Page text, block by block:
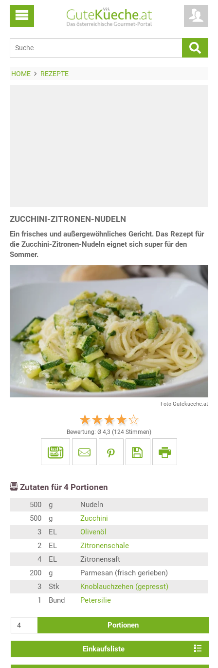
HOME REZEPTE
ZUCCHINI-ZITRONEN-NUDELN
Ein frisches und außergewöhnliches Gericht. Das Rezept für
die Zucchini-Zitronen-Nudeln eignet sich super für den
Sommer.
Foto Gutekueche.at
Bewertung: Ø 4,3 (124 Stimmen)
Zutaten für 4 Portionen
500 g
Nudeln
500
g
Zucchini
3
EL
Olivenöl
2
EL
Zitronenschale
4
EL
Zitronensaft
200
g
Parmesan (frisch gerieben)
3
Stk
Knoblauchzehen (gepresst)
1
Bund Petersilie
Portionen
Einkaufsliste